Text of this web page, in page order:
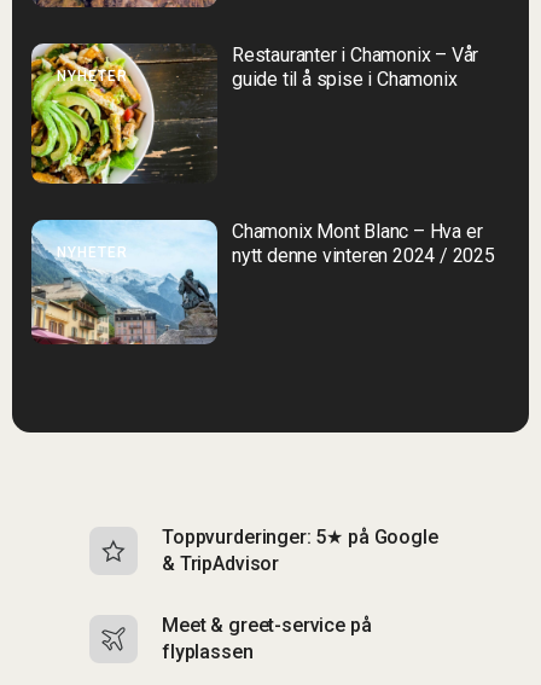
NYHETER
Restauranter i Chamonix – Vår
guide til å spise i Chamonix
NYHETER
Chamonix Mont Blanc – Hva er
nytt denne vinteren 2024 / 2025
Toppvurderinger: 5★ på Google
& TripAdvisor
Meet & greet-service på
flyplassen